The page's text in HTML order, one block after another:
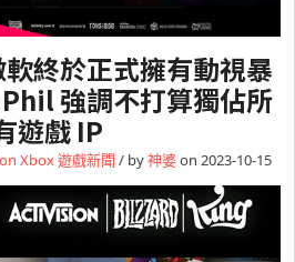
軟終於正式擁有動視暴
強調不打算獨佔所
遊戲 IP
Xbox遊戲新聞 / by神婆on 2023-10-15